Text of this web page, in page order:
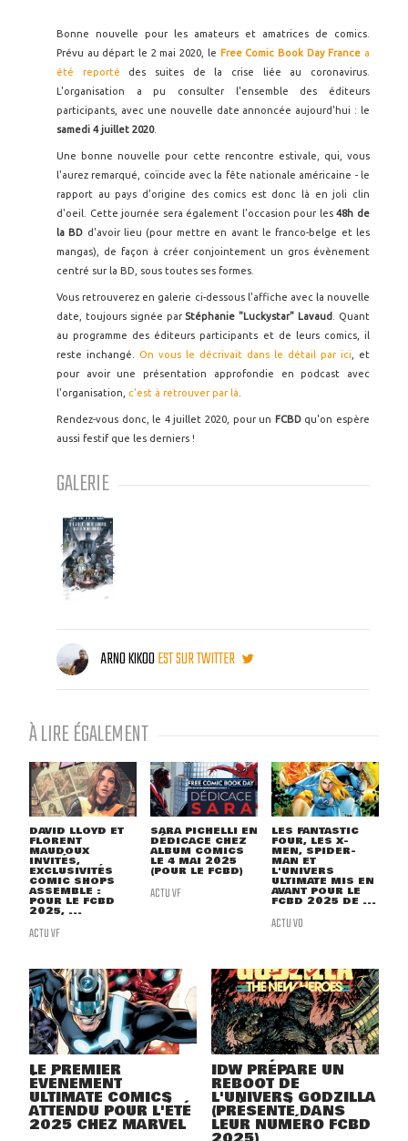
Bonne nouvelle pour les amateurs et amatrices de comics.
Prévu au départ le 2 mai 2020, le Free Comic Book Day France a
été reporté des suites de la crise liée au coronavirus.
L'organisation a pu consulter l'ensemble des éditeurs
participants, avec une nouvelle date annoncée aujourd'hui : le
samedi 4 juillet 2020.
Une bonne nouvelle pour cette rencontre estivale, qui, vous
l'aurez remarqué, coïncide avec la fête nationale américaine - le
rapport au pays d'origine des comics est donc là en joli clin
d'oeil. Cette journée sera également l'occasion pour les48h de
la BD d'avoir lieu (pour mettre en avant le franco-belge et les
mangas), de façon à créer conjointement un gros évènement
centré sur la BD, sous toutes ses formes.
Vous retrouverez en galerie ci-dessous l'affiche avec la nouvelle
date, toujours signée par Stéphanie "Luckystar" Lavaud
. Quant
au programme des éditeurs participants et de leurs comics, il
reste inchangé. On vous le décrivait dans le détail par ici , et
pour avoir une présentation approfondie en podcast avec
l'organisation, c'est à retrouver par là
Rendez-vous donc, le 4 juillet 2020, pour un FCBD qu'on espère
aussi festif que les derniers !
GALERIE
ARNO KIKOOEST SUR TWITTER
À LIRE ÉGALEMENT
DAVID LLOYD ET
FLORENT
MAUDOUX
INVITÉS,
EXCLUSIVITÉS
COMIC SHOPS
ASSEMBLE :
POUR LE FCBD
2025, ...
ACTU VF
SARA PICHELLI EN
DÉDICACE CHEZ
ALBUM COMICS
LE 4 MAI 2025
(POUR LE FCBD)
ACTU VF
LES FANTASTIC
FOUR, LES X-
MEN, SPIDER-
MAN ET
L'UNIVERS
ULTIMATE MIS EN
AVANT POUR LE
FCBD 2025 DE ...
ACTU VO
LE PREMIER
ÉVÉNEMENT
ULTIMATE COMICS
ATTENDU POUR L'ÉTÉ
2025 CHEZ MARVEL
IDW PRÉPARE UN
REBOOT DE
L'UNIVERS GODZILLA
(PRÉSENTÉ DANS
LEUR NUMÉRO FCBD